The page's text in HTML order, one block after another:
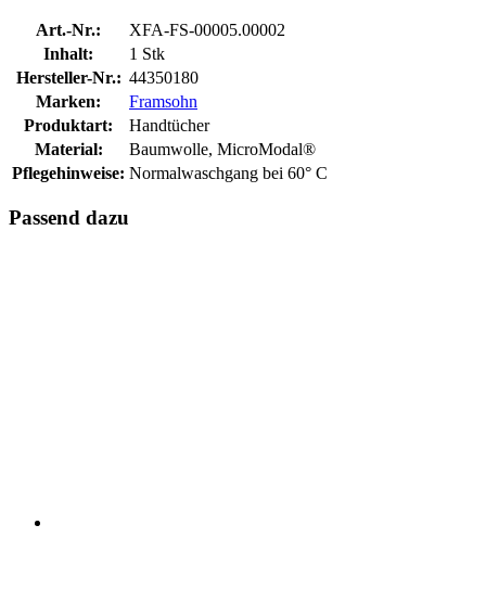
Art.-Nr.:
XFA-FS-00005.00002
Inhalt:
1 Stk
Hersteller-Nr.: 44350180
Marken:
Framsohn
Produktart:
Handtücher
Material:
Baumwolle, MicroModal®
Pflegehinweise: Normalwaschgang bei 60° C
Passend dazu